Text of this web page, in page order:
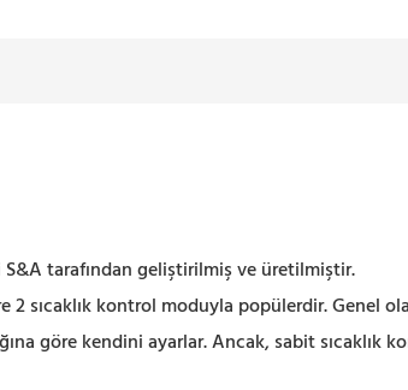
tarafından geliştirilmiş ve üretilmiştir.
sıcaklık kontrol moduyla popülerdir. Genel
göre kendini ayarlar. Ancak, sabit sıcaklık